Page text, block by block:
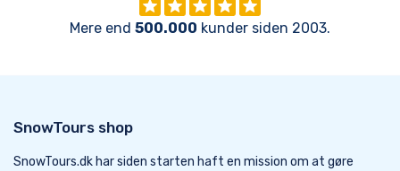
Mere end 500.000 kunder siden 2003.
SnowTours shop
SnowTours.dk har siden starten haft en mission om at gøre